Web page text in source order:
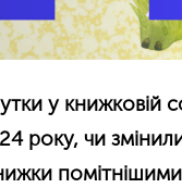
у книжковій
року, чи